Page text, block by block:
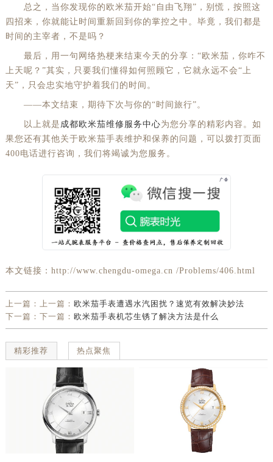
总之，当你发现你的欧米茄开始“自由飞翔”，别慌，按照这
四招来，你就能让时间重新回到你的掌控之中。毕竟，我们都是
时间的主宰者，不是吗？
最后，用一句网络热梗来结束今天的分享：“欧米茄，你咋不
上天呢？”其实，只要我们懂得如何照顾它，它就永远不会“上
天”，只会忠实地守护着我们的时间。
——本文结束，期待下次与你的“时间旅行”。
以上就是 成都欧米茄维修服务中心为您分享的精彩内容。如
果您还有其他关于欧米茄手表维护和保养的问题，可以拨打页面
400电话进行咨询，我们将竭诚为您服务。
本文链接：http://www.chengdu-omega.cn /Problems/406.html
上一篇：上一篇： 欧米茄手表遭遇水汽困扰？速览有效解决妙法
下一篇：下一篇： 欧米茄手表机芯生锈了解决方法是什么
精彩推荐 热点聚焦